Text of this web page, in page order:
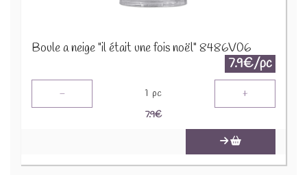
Boule a neige "il était une fois noël" 8486V06
7.9€/pc
- 1 pc +
7.9€